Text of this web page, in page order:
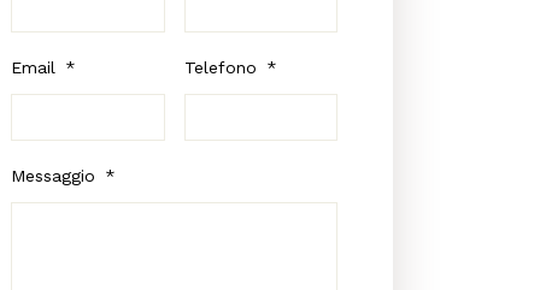
Email * Telefono *
Messaggio *